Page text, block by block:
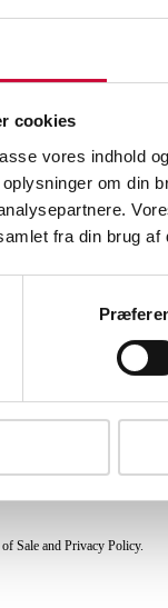
cookies
vores indhold
om din
fra din brug af
and receive
Shipping
Sale and Privacy Policy.